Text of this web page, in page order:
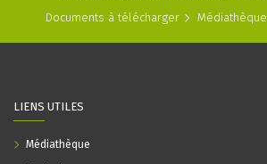
Documents à télécharger
Médiathèque
LIENS UTILES
Médiathèque